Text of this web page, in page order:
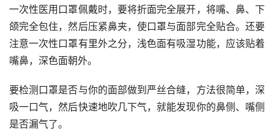
一次性医用口罩佩戴时，要将折面完全展开，将嘴、鼻、下
颌完全包住，然后压紧鼻夹，使口罩与面部完全贴合。还要
注意一次性口罩有里外之分，浅色面有吸湿功能，应该贴着
嘴鼻，深色面朝外。
要检测口罩是否与你的面部做到严丝合缝，方法很简单，深
吸一口气，然后快速地吹几下气，就能发现你的鼻侧、嘴侧
是否漏气了。